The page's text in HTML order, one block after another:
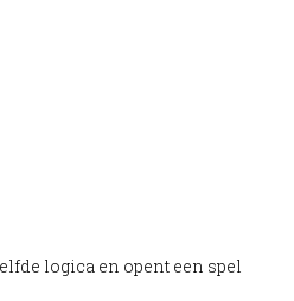
logica en opent een spel